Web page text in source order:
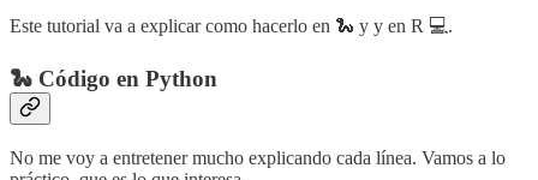
Este tutorial va a explicar como hacerlo en 🐍 y y en R 💻.
🐍 Código en Python
No me voy a entretener mucho explicando cada línea. Vamos a lo